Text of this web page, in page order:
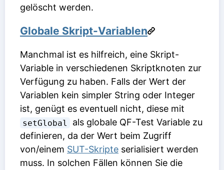
gelöscht werden.
Globale Skript-Variablen
Manchmal ist es hilfreich, eine Skript-
Variable in verschiedenen Skriptknoten zur
Verfügung zu haben. Falls der Wert der
Variablen kein simpler String oder Integer
ist, genügt es eventuell nicht, diese mit
setGlobal
als globale QF-Test Variable zu
definieren, da der Wert beim Zugriff
von/einem SUT-Skripte serialisiert werden
muss. In solchen Fällen können Sie die